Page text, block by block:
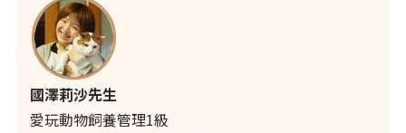
國澤莉沙先生
愛玩動物飼養管理1級